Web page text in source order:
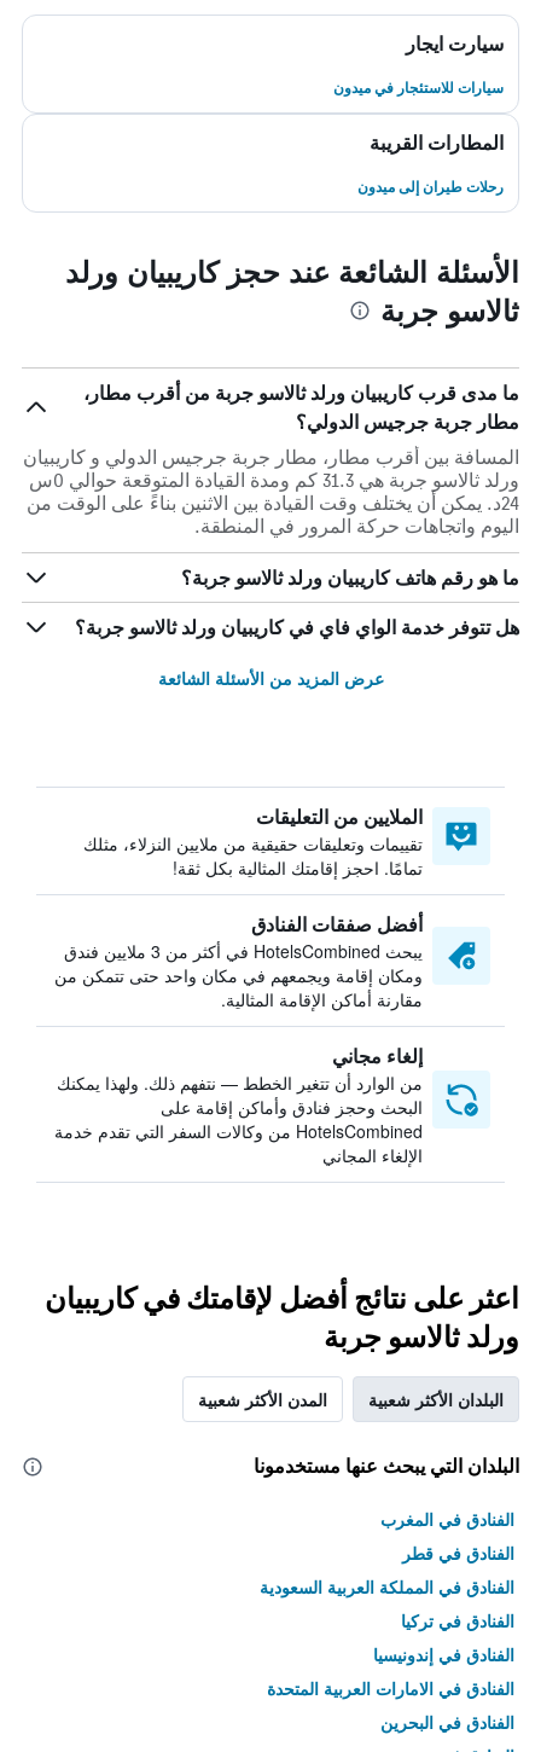
سيارت ايجار
سيارات للاستئجار في ميدون
المطارات القريبة
رحلات طيران إلى ميدون
الأسئلة الشائعة عند حجز كاريبيان ورلد
ثالاسو جربة
ما مدى قرب كاريبيان ورلد ثالاسو جربة من أقرب مطار،
مطار جربة جرجيس الدولي؟
المسافة بين أقرب مطار، مطار جربة جرجيس الدولي و كاريبيان
ورلد ثالاسو جربة هي 31.3 كم ومدة القيادة المتوقعة حوالي 0س
24د. يمكن أن يختلف وقت القيادة بين الاثنين بناءً على الوقت من
اليوم واتجاهات حركة المرور في المنطقة.
ما هو رقم هاتف كاريبيان ورلد ثالاسو جربة؟
هل تتوفر خدمة الواي فاي في كاريبيان ورلد ثالاسو جربة؟
عرض المزيد من الأسئلة الشائعة
الملايين من التعليقات
تقييمات وتعليقات حقيقية من ملايين النزلاء، مثلك
تمامًا. احجز إقامتك المثالية بكل ثقة!
أفضل صفقات الفنادق
يبحث HotelsCombined في أكثر من 3 ملايين فندق
ومكان إقامة ويجمعهم في مكان واحد حتى تتمكن من
مقارنة أماكن الإقامة المثالية.
إلغاء مجاني
من الوارد أن تتغير الخطط — نتفهم ذلك. ولهذا يمكنك
البحث وحجز فنادق وأماكن إقامة على
HotelsCombined من وكالات السفر التي تقدم خدمة
الإلغاء المجاني
اعثر على نتائج أفضل لإقامتك في كاريبيان
ورلد ثالاسو جربة
البلدان الأكثر شعبية المدن الأكثر شعبية
البلدان التي يبحث عنها مستخدمونا
الفنادق في المغرب
الفنادق في قطر
الفنادق في المملكة العربية السعودية
الفنادق في تركيا
الفنادق في إندونيسيا
الفنادق في الامارات العربية المتحدة
الفنادق في البحرين